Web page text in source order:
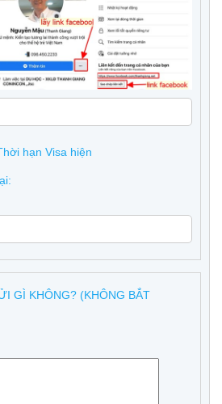
hạn Visa hiện
GÌ KHÔNG? (KHÔNG BẮT